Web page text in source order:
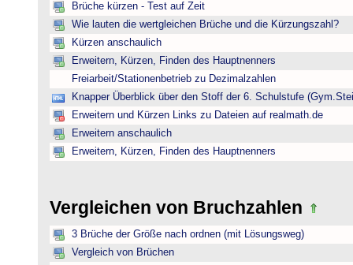
Brüche kürzen - Test auf Zeit
Wie lauten die wertgleichen Brüche und die Kürzungszahl?
Kürzen anschaulich
Erweitern, Kürzen, Finden des Hauptnenners
Freiarbeit/Stationenbetrieb zu Dezimalzahlen
Knapper Überblick über den Stoff der 6. Schulstufe
Erweitern und Kürzen Links zu Dateien auf realmath.de
Erweitern anschaulich
Erweitern, Kürzen, Finden des Hauptnenners
Vergleichen von Bruchzahlen
3 Brüche der Größe nach ordnen (mit Lösungsweg)
Vergleich von Brüchen